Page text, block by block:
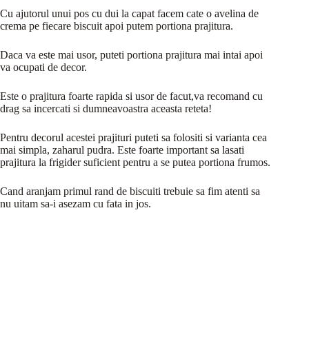
Cu ajutorul unui pos cu dui la capat facem cate o avelina de
crema pe fiecare biscuit apoi putem portiona prajitura.
Daca va este mai usor, puteti portiona prajitura mai intai apoi
va ocupati de decor.
Este o prajitura foarte rapida si usor de facut,va recomand cu
drag sa incercati si dumneavoastra aceasta reteta!
Pentru decorul acestei prajituri puteti sa folositi si varianta cea
mai simpla, zaharul pudra. Este foarte important sa lasati
prajitura la frigider suficient pentru a se putea portiona frumos.
Cand aranjam primul rand de biscuiti trebuie sa fim atenti sa
nu uitam sa-i asezam cu fata in jos.